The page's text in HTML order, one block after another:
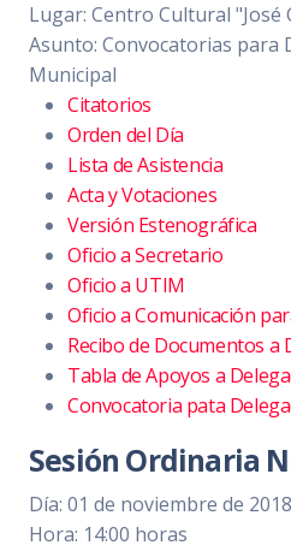
Lugar: Centro Cultural "José
Asunto: Convocatorias para
Municipal
Citatorios
Orden del Día
Lista de Asistencia
Acta y Votaciones
Versión Estenográfica
Oficio a Secretario
Oficio a UTIM
Oficio a Comunicación
Recibo de Documentos a
Tabla de Apoyos a
Convocatoria pata
Sesión Ordinaria
Día: 01 de noviembre de 2018
Hora: 14:00 horas